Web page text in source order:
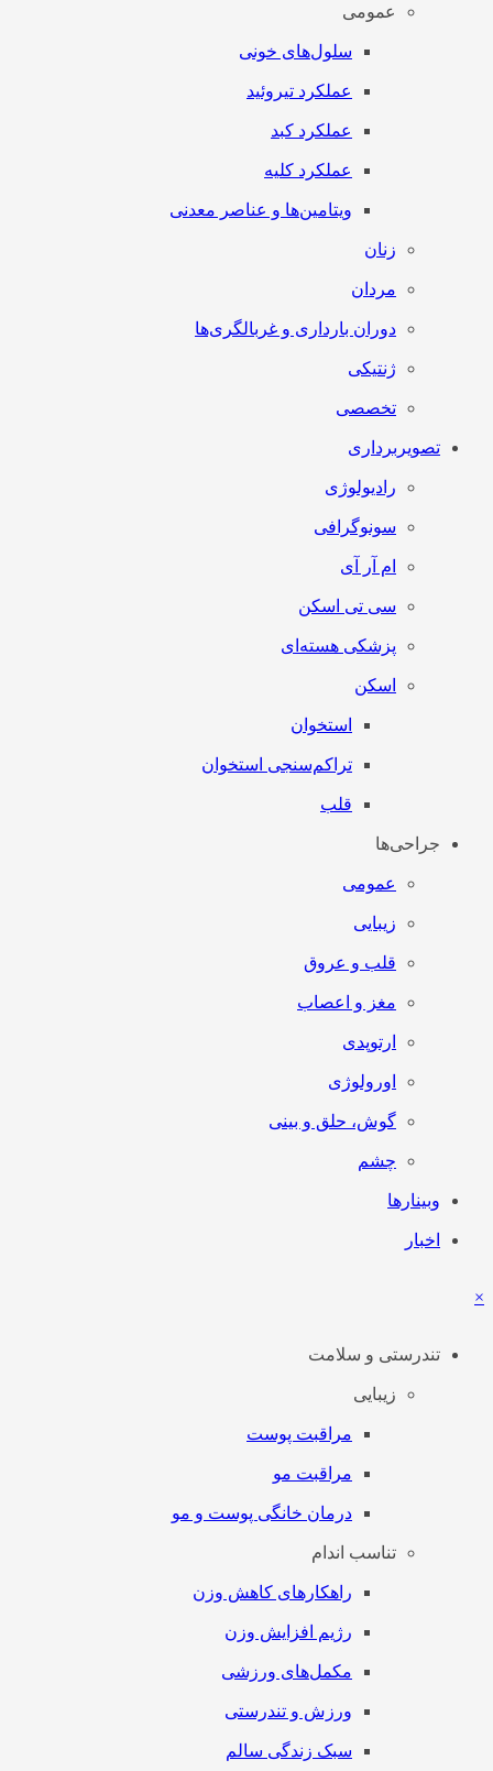
عمومی
سلول‌های خونی
عملکرد تیروئید
عملکرد کبد
عملکرد کلیه
ویتامین‌ها و عناصر معدنی
زنان
مردان
دوران بارداری و غربالگری‌ها
ژنتیکی
تخصصی
تصویربرداری
رادیولوژی
سونوگرافی
ام آر آی
سی تی اسکن
پزشکی هسته‌ای
اسکن
استخوان
تراکم‌سنجی استخوان
قلب
جراحی‌ها
عمومی
زیبایی
قلب و عروق
مغز و اعصاب
ارتوپدی
اورولوژی
گوش، حلق و بینی
چشم
وبینارها
اخبار
×
تندرستی و سلامت
زیبایی
مراقبت پوست
مراقبت مو
درمان خانگی پوست و مو
تناسب اندام
راهکارهای کاهش وزن
رژیم افزایش وزن
مکمل‌های ورزشی
ورزش و تندرستی
سبک زندگی سالم